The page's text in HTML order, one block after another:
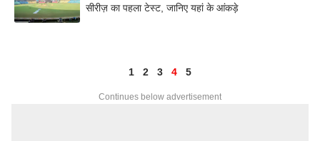
सीरीज़ का पहला टेस्ट, जानिए यहां के आंकड़े
1 2 3 4 5
Continues below advertisement